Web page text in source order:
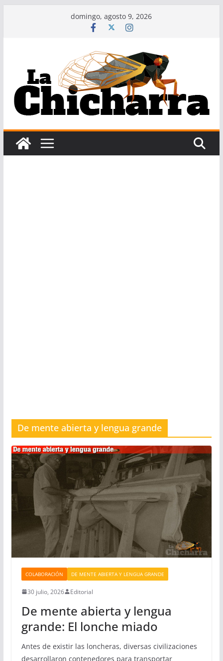
domingo, agosto 9, 2026
De mente abierta y lengua grande
COLABORACIÓN DE MENTE ABIERTA Y LENGUA GRANDE
30 julio, 2026 Editorial
De mente abierta y lengua
grande: El lonche miado
Antes de existir las loncheras, diversas civilizaciones
desarrollaron contenedores para transportar